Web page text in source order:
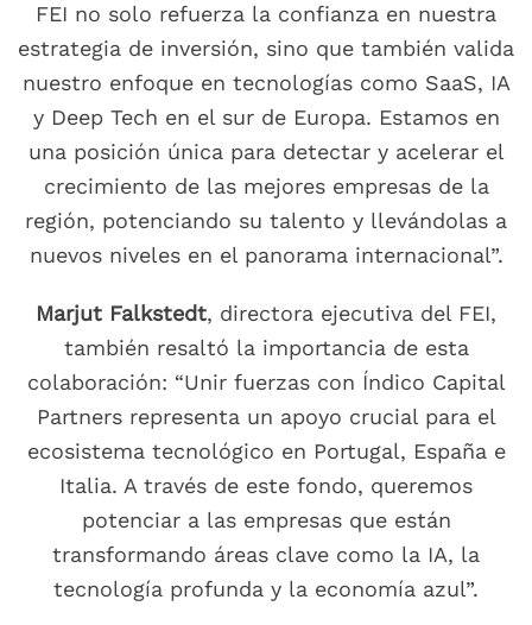
FEI no solo refuerza la confianza en nuestra
estrategia de inversión, sino que también valida
nuestro enfoque en tecnologías como SaaS, IA
y Deep Tech en el sur de Europa. Estamos en
una posición única para detectar y acelerar el
crecimiento de las mejores empresas de la
región, potenciando su talento y llevándolas a
nuevos niveles en el panorama internacional”.
Marjut Falkstedt, directora ejecutiva del FEI,
también resaltó la importancia de esta
colaboración: “Unir fuerzas con Índico Capital
Partners representa un apoyo crucial para el
ecosistema tecnológico en Portugal, España e
Italia. A través de este fondo, queremos
potenciar a las empresas que están
transformando áreas clave como la IA, la
tecnología profunda y la economía azul”.